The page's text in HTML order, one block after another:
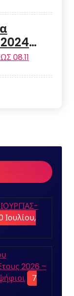
08.11
Ιουλίου,
2026 –
7